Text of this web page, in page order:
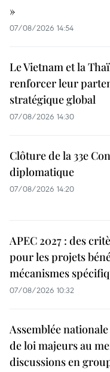
»
07/08/2026 14:54
Le Vietnam et la
renforcer leur
stratégique global
07/08/2026 14:30
Clôture de la 33e
diplomatique
07/08/2026 14:20
APEC 2027 : des
pour les projets
mécanismes
07/08/2026 10:32
Assemblée
de loi majeurs au
discussions en